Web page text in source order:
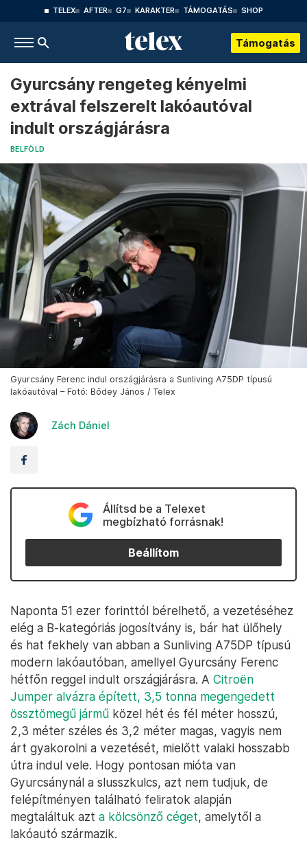
TELEX AFTER G7 KARAKTER TÁMOGATÁS SHOP
Támogatás
Gyurcsány rengeteg kényelmi
extrával felszerelt lakóautóval
indult országjárásra
BELFÖLD
Gyurcsány Ferenc indul országjárásra a Sunliving A75DP típusú
lakóautóval – Fotó: Bődey János / Telex
Zách Dániel
Állítsd be a Telexet
megbízható forrásnak!
Beállítom
Naponta 51 ezer forinttól bérelhető, a vezetéséhez
elég a B-kategóriás jogosítvány is, bár hat ülőhely
és hat fekhely van abban a Sunliving A75DP típusú
modern lakóautóban, amellyel Gyurcsány Ferenc
hétfőn reggel indult országjárásra. A Citroën
Jumper alvázra épített, 3,5 tonna megengedett
össztömegű jármű közel hét és fél méter hosszú,
2,3 méter széles és 3,2 méter magas, vagyis nem
árt gyakorolni a vezetését, mielőtt valaki hosszabb
útra indul vele. Hogy pontosan mióta van
Gyurcsánynál a slusszkulcs, azt nem tudjuk, de
felépítményen található feliratok alapján
megtaláltuk azt a kölcsönző céget, amelytől a
lakóautó származik.